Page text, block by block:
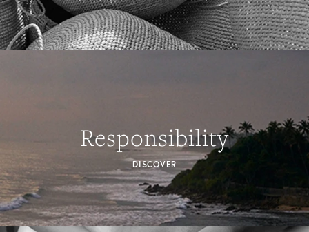
Responsibility
DISCOVER